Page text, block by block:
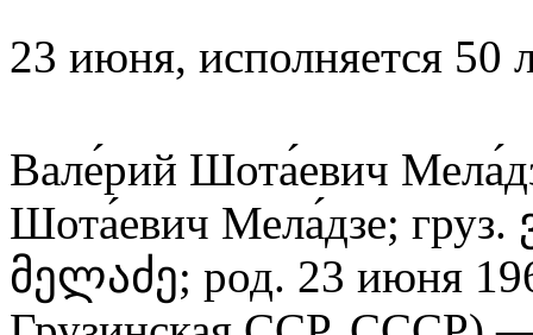
23 июня, исполняется 50
Вале́рий Шота́евич
Шота́евич Мела́дзе;
მელაძე; род. 23 июня